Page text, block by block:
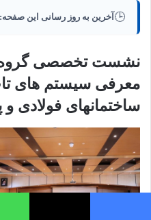
🕒 آخرین به روز رسانی این صفحه:
نشست تخصصی گروه
معرفی سیستم های
ساختمانهای فولادی و